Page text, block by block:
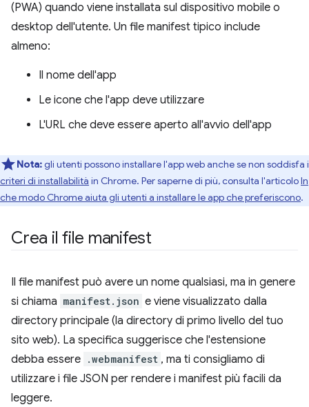
(PWA) quando viene installata sul dispositivo mobile o
desktop dell'utente. Un file manifest tipico include
almeno:
Il nome dell'app
Le icone che l'app deve utilizzare
L'URL che deve essere aperto all'avvio dell'app
Nota:gli utenti possono installare l'app web anche se non soddisfa i
criteri di installabilità in Chrome. Per saperne di più, consulta l'articoloIn
che modo Chrome aiuta gli utenti a installare le app che preferiscono.
Crea il file manifest
Il file manifest può avere un nome qualsiasi, ma in genere
si chiama manifest.json e viene visualizzato dalla
directory principale (la directory di primo livello del tuo
sito web). La specifica suggerisce che l'estensione
debba essere .webmanifest , ma ti consigliamo di
utilizzare i file JSON per rendere i manifest più facili da
leggere.